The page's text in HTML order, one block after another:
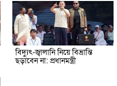
বিদ্যুৎ-জ্বালানি নিয়ে বিভ্রান্তি
ছড়াবেন না: প্রধানমন্ত্রী